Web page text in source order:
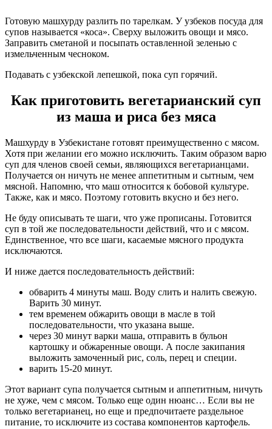
Готовую машхурду разлить по тарелкам. У узбеков посуда для
супов называется «коса». Сверху выложить овощи и мясо.
Заправить сметаной и посыпать оставленной зеленью с
измельченным чесноком.
Подавать с узбекской лепешкой, пока суп горячий.
Как приготовить вегетарианский суп
из маша и риса без мяса
Машхурду в Узбекистане готовят преимущественно с мясом.
Хотя при желании его можно исключить. Таким образом варю
суп для членов своей семьи, являющихся вегетарианцами.
Получается он ничуть не менее аппетитным и сытным, чем
мясной. Напомню, что маш относится к бобовой культуре.
Также, как и мясо. Поэтому готовить вкусно и без него.
Не буду описывать те шаги, что уже прописаны. Готовится
суп в той же последовательности действий, что и с мясом.
Единственное, что все шаги, касаемые мясного продукта
исключаются.
И ниже дается последовательность действий:
обварить 4 минуты маш. Воду слить и налить свежую.
Варить 30 минут.
тем временем обжарить овощи в масле в той
последовательности, что указана выше.
через 30 минут варки маша, отправить в бульон
картошку и обжаренные овощи. А после закипания
выложить замоченный рис, соль, перец и специи.
варить 15-20 минут.
Этот вариант супа получается сытным и аппетитным, ничуть
не хуже, чем с мясом. Только еще один нюанс… Если вы не
только вегетарианец, но еще и предпочитаете раздельное
питание, то исключите из состава компонентов картофель.